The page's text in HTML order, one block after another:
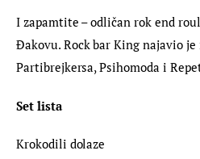
I zapamtite – odličan rok end
Đakovu. Rock bar King najavio je
Partibrejkersa, Psihomoda i
Set lista
Krokodili dolaze